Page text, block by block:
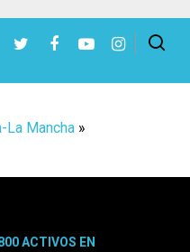
La Mancha »
ACTIVOS EN